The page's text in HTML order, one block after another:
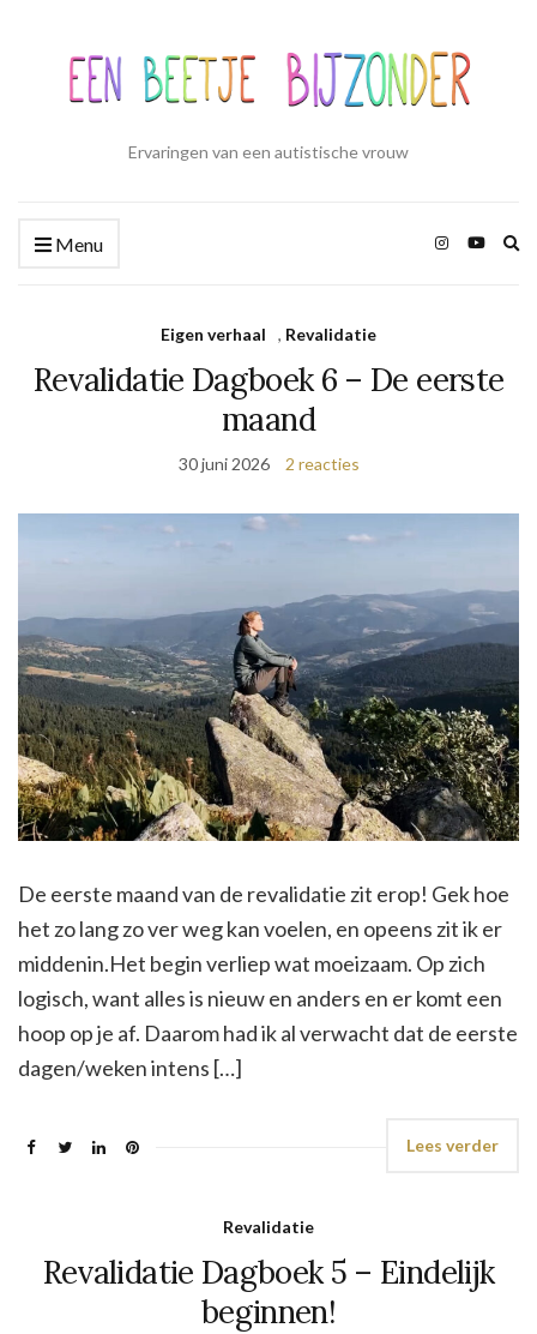
Ervaringen van een autistische vrouw
Menu
Eigen verhaal , Revalidatie
Revalidatie Dagboek 6 – De eerste
maand
30 juni 2026 2 reacties
De eerste maand van de revalidatie zit erop! Gek hoe
het zo lang zo ver weg kan voelen, en opeens zit ik er
middenin.Het begin verliep wat moeizaam. Op zich
logisch, want alles is nieuw en anders en er komt een
hoop op je af. Daarom had ik al verwacht dat de eerste
dagen/weken intens […]
Lees verder
Revalidatie
Revalidatie Dagboek 5 – Eindelijk
beginnen!